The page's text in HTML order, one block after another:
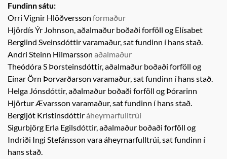
Fundinn sátu:
Orri Vignir Hlöðversson formaður
Hjördís Ýr Johnson, aðalmaður boðaði forföll og Elísabet
Berglind Sveinsdóttirvaramaður,sat fundinn í hans stað.
Andri Steinn Hilmarsson aðalmaður
Theódóra S Þorsteinsdóttir, aðalmaður boðaði forföll og
Einar Örn Þorvarðarson varamaður,sat fundinn í hans stað.
Helga Jónsdóttir, aðalmaður boðaði forföll og Þórarinn
Hjörtur Ævarsson varamaður,sat fundinn í hans stað.
Bergljót Kristinsdóttiráheyrnarfulltrúi
Sigurbjörg Erla Egilsdóttir, aðalmaður boðaði forföll og
Indriði Ingi Stefánsson vara áheyrnarfulltrúi,sat fundinn í
hans stað.